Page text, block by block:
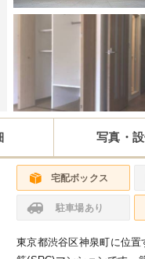
写真・
宅配ボックス
駐車場あり
東京都渋谷区神泉町に位